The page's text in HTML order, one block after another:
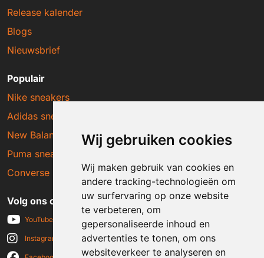
Wij gebruiken cookies
Wij maken gebruik van cookies en
andere tracking-technologieën om
uw surfervaring op onze website
te verbeteren, om
gepersonaliseerde inhoud en
advertenties te tonen, om ons
websiteverkeer te analyseren en
Release kalender
Blogs
Nieuwsbrief
Populair
Nike sneakers
Adidas sneakers
New Balance sneakers
Puma sneakers
Converse sneakers
Volg ons op social media
YouTube
Instagram